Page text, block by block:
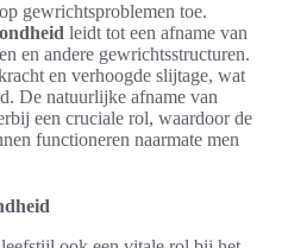
gewrichtsproblemen toe.
leidt tot een afname van
en andere gewrichtsstructuren.
en verhoogde slijtage, wat
De natuurlijke afname van
een cruciale rol, waardoor de
functioneren naarmate men